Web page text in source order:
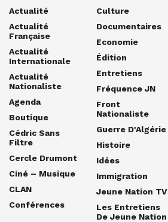
Actualité
Actualité
Française
Actualité
Internationale
Actualité
Nationaliste
Agenda
Boutique
Cédric Sans
Filtre
Cercle Drumont
Ciné – Musique
CLAN
Conférences
Culture
Documentaires
Economie
Édition
Entretiens
Fréquence JN
Front
Nationaliste
Guerre D'Algérie
Histoire
Idées
Immigration
Jeune Nation TV
Les Entretiens
De Jeune Nation